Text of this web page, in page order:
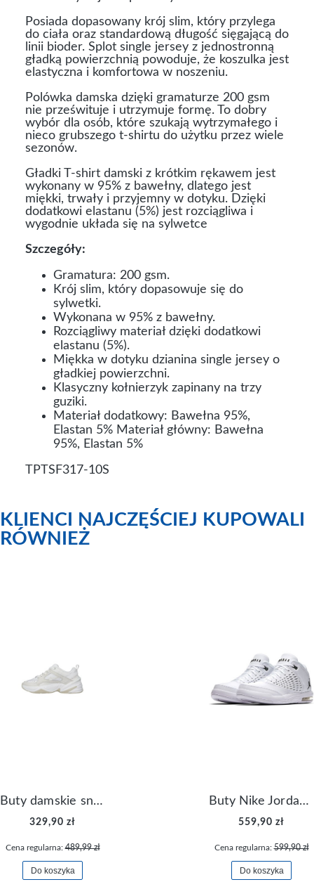
Posiada dopasowany krój slim, który przylega
do ciała oraz standardową długość sięgającą do
linii bioder. Splot single jersey z jednostronną
gładką powierzchnią powoduje, że koszulka jest
elastyczna i komfortowa w noszeniu.
Polówka damska dzięki gramaturze 200 gsm
nie prześwituje i utrzymuje formę. To dobry
wybór dla osób, które szukają wytrzymałego i
nieco grubszego t-shirtu do użytku przez wiele
sezonów.
Gładki T-shirt damski z krótkim rękawem jest
wykonany w 95% z bawełny, dlatego jest
miękki, trwały i przyjemny w dotyku. Dzięki
dodatkowi elastanu (5%) jest rozciągliwa i
wygodnie układa się na sylwetce
Szczegóły:
Gramatura: 200 gsm.
Krój slim, który dopasowuje się do
sylwetki.
Wykonana w 95% z bawełny.
Rozciągliwy materiał dzięki dodatkowi
elastanu (5%).
Miękka w dotyku dzianina single jersey o
gładkiej powierzchni.
Klasyczny kołnierzyk zapinany na trzy
guziki.
Materiał dodatkowy: Bawełna 95%,
Elastan 5% Materiał główny: Bawełna
95%, Elastan 5%
TPTSF317-10S
KLIENCI NAJCZĘŚCIEJ KUPOWALI
RÓWNIEŻ
Buty damskie sneakersy Nike M2K Tekno AO3108-006
329,90 zł
Cena regularna:489,99 zł
Do koszyka
Buty Nike Jordan Flight Origin 4 921196-100
559,90 zł
Cena regularna:599,90 zł
Do koszyka